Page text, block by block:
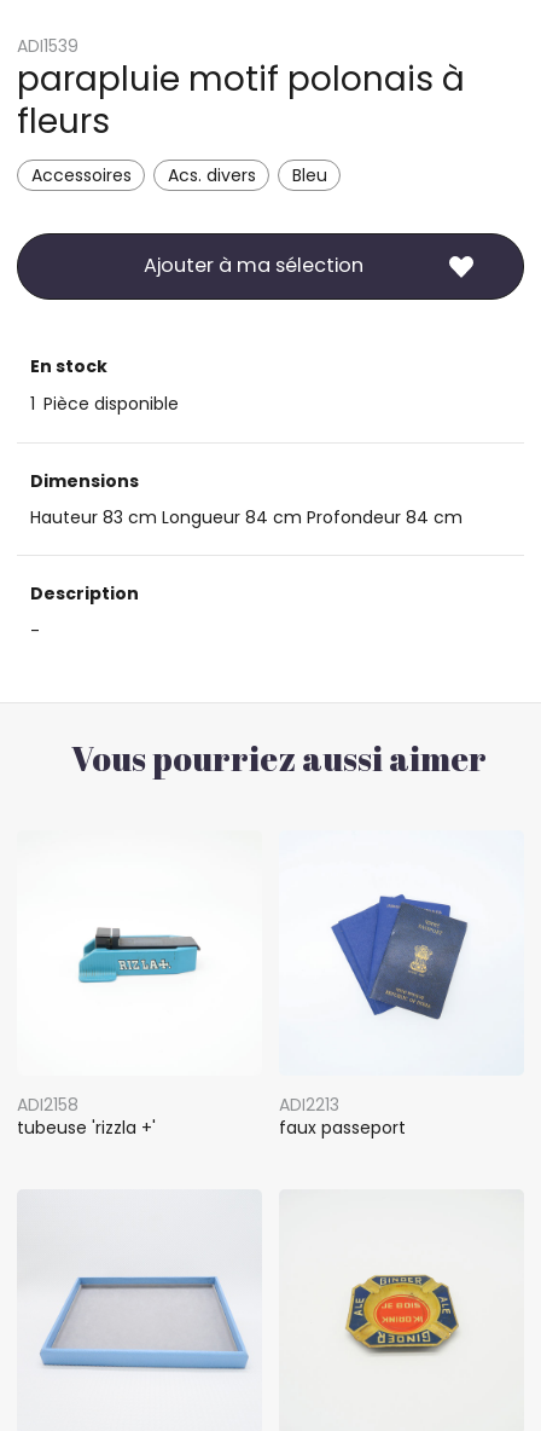
ADI1539
parapluie motif polonais à
fleurs
Accessoires Acs. divers Bleu
Ajouter à ma sélection
En stock
1 Pièce disponible
Dimensions
Hauteur 83 cm Longueur 84 cm Profondeur 84 cm
Description
-
Vous pourriez aussi aimer
ADI2158
tubeuse 'rizzla +'
ADI2213
faux passeport